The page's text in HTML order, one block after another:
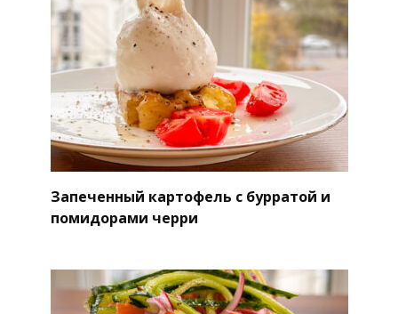
Запеченный картофель с бурратой и
помидорами черри